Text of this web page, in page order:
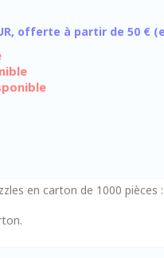
offerte à partir de 50 €
en carton de 1000